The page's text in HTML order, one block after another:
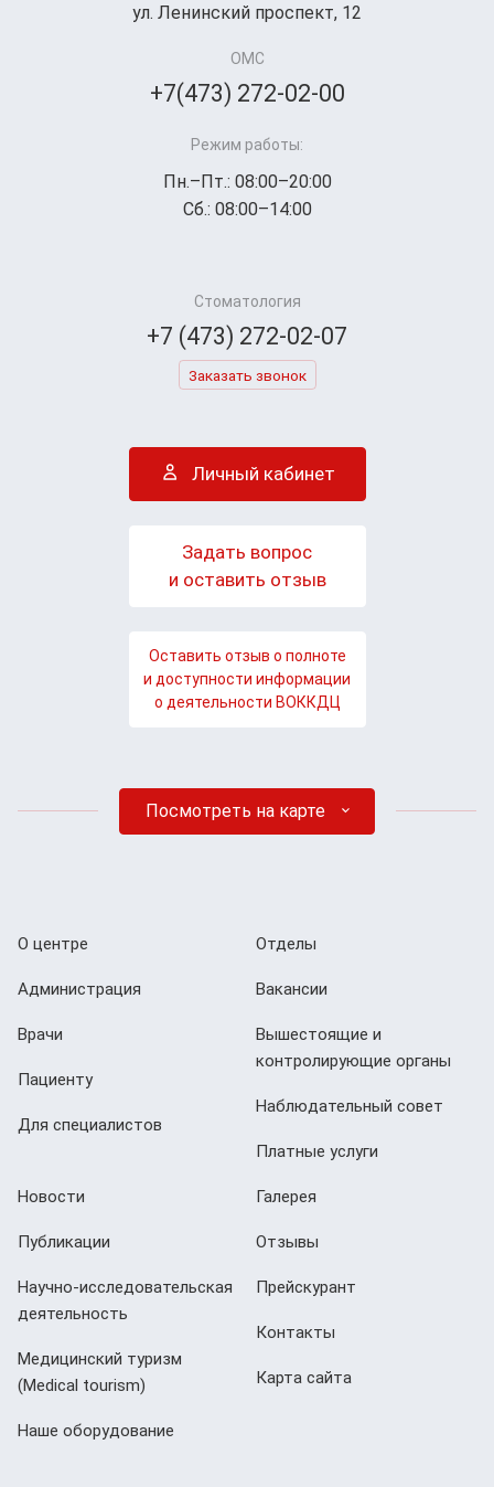
ул. Ленинский проспект, 12
ОМС
+7(473) 272-02-00
Режим работы:
Пн.–Пт.: 08:00–20:00
Сб.: 08:00–14:00
Стоматология
+7 (473) 272-02-07
Заказать звонок
Личный кабинет
Задать вопрос
и оставить отзыв
Оставить отзыв о полноте
и доступности информации
о деятельности ВОККДЦ
Посмотреть на карте
О центре
Администрация
Врачи
Пациенту
Для специалистов
Отделы
Вакансии
Вышестоящие и
контролирующие органы
Наблюдательный совет
Платные услуги
Новости
Публикации
Научно-исследовательская
деятельность
Медицинский туризм
(Мedical tourism)
Наше оборудование
Галерея
Отзывы
Прейскурант
Контакты
Карта сайта